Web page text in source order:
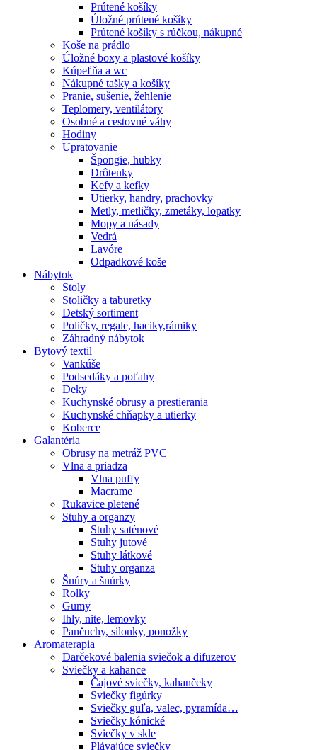
Prútené košíky
Úložné prútené košíky
Prútené košíky s rúčkou, nákupné
Koše na prádlo
Úložné boxy a plastové košíky
Kúpeľňa a wc
Nákupné tašky a košíky
Pranie, sušenie, žehlenie
Teplomery, ventilátory
Osobné a cestovné váhy
Hodiny
Upratovanie
Špongie, hubky
Drôtenky
Kefy a kefky
Utierky, handry, prachovky
Metly, metličky, zmetáky, lopatky
Mopy a násady
Vedrá
Lavóre
Odpadkové koše
Nábytok
Stoly
Stoličky a taburetky
Detský sortiment
Poličky, regale, haciky,rámiky
Záhradný nábytok
Bytový textil
Vankúše
Podsedáky a poťahy
Deky
Kuchynské obrusy a prestierania
Kuchynské chňapky a utierky
Koberce
Galantéria
Obrusy na metráž PVC
Vlna a priadza
Vlna puffy
Macrame
Rukavice pletené
Stuhy a organzy
Stuhy saténové
Stuhy jutové
Stuhy látkové
Stuhy organza
Šnúry a šnúrky
Rolky
Gumy
Ihly, nite, lemovky
Pančuchy, silonky, ponožky
Aromaterapia
Darčekové balenia sviečok a difuzerov
Sviečky a kahance
Čajové sviečky, kahančeky
Sviečky figúrky
Sviečky guľa, valec, pyramída…
Sviečky kónické
Sviečky v skle
Plávajúce sviečky